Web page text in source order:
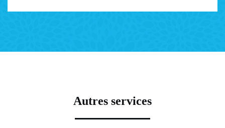
Autres services